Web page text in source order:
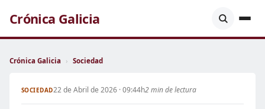
Crónica Galicia
Crónica Galicia › Sociedad
SOCIEDAD22 de Abril de 2026 · 09:44h2 min de lectura